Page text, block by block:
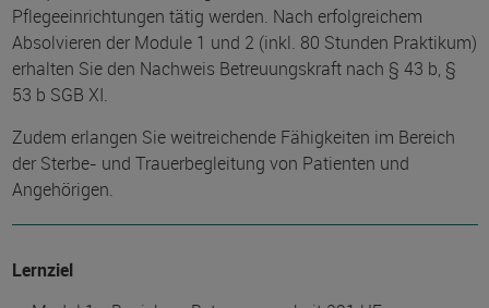
Pflegeeinrichtungen tätig werden. Nach erfolgreichem
Absolvieren der Module 1 und 2 (inkl. 80 Stunden Praktikum)
erhalten Sie den Nachweis Betreuungskraft nach § 43 b, §
53 b SGB XI.
Zudem erlangen Sie weitreichende Fähigkeiten im Bereich
der Sterbe- und Trauerbegleitung von Patienten und
Angehörigen.
Lernziel